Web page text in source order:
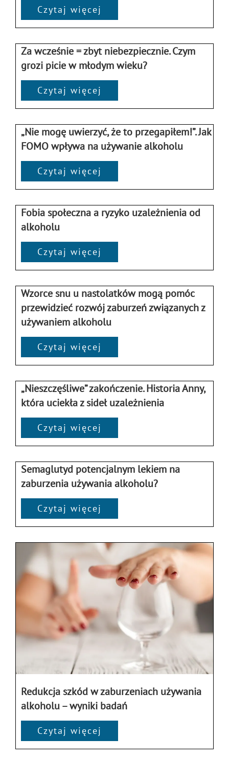
Czytaj więcej
Za wcześnie = zbyt niebezpiecznie. Czym
grozi picie w młodym wieku?
Czytaj więcej
„Nie mogę uwierzyć, że to przegapiłem!”. Jak
FOMO wpływa na używanie alkoholu
Czytaj więcej
Fobia społeczna a ryzyko uzależnienia od
alkoholu
Czytaj więcej
Wzorce snu u nastolatków mogą pomóc
przewidzieć rozwój zaburzeń związanych z
używaniem alkoholu
Czytaj więcej
„Nieszczęśliwe” zakończenie. Historia Anny,
która uciekła z sideł uzależnienia
Czytaj więcej
Semaglutyd potencjalnym lekiem na
zaburzenia używania alkoholu?
Czytaj więcej
Redukcja szkód w zaburzeniach używania
alkoholu – wyniki badań
Czytaj więcej